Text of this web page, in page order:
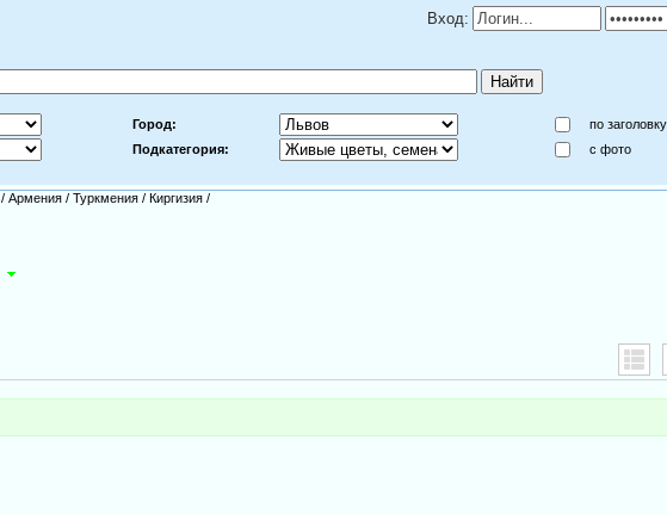
Вход:
Город:
по заголовку
Подкатегория: c фото
/ Армения / Туркмения / Киргизия /